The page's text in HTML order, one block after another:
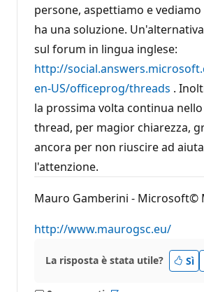
persone, aspettiamo e
ha una soluzione.
sul forum in lingua inglese:
http://
en-US/officeprog/threads .
la prossima volta continua
thread, per magior chiarezza,
ancora per non riuscire ad
l'attenzione.
Mauro Gamberini - Microsoft©
http://www.maurogsc.eu/
La risposta è stata utile? Sì